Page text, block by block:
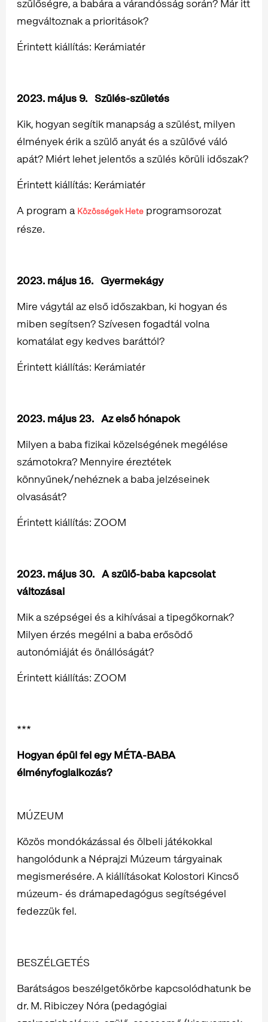
szülőségre, a babára a várandósság során? Már itt
megváltoznak a prioritások?
Érintett kiállítás: Kerámiatér
2023. május 9. Szülés-születés
Kik, hogyan segítik manapság a szülést, milyen
élmények érik a szülő anyát és a szülővé váló
apát? Miért lehet jelentős a szülés körüli időszak?
Érintett kiállítás: Kerámiatér
A program a Közösségek Hete programsorozat
része.
2023. május 16. Gyermekágy
Mire vágytál az első időszakban, ki hogyan és
miben segítsen? Szívesen fogadtál volna
komatálat egy kedves baráttól?
Érintett kiállítás: Kerámiatér
2023. május 23. Az első hónapok
Milyen a baba fizikai közelségének megélése
számotokra? Mennyire éreztétek
könnyűnek/nehéznek a baba jelzéseinek
olvasását?
Érintett kiállítás: ZOOM
2023. május 30. A szülő-baba kapcsolat
változásai
Mik a szépségei és a kihívásai a tipegőkornak?
Milyen érzés megélni a baba erősödő
autonómiáját és önállóságát?
Érintett kiállítás: ZOOM
***
Hogyan épül fel egy MÉTA-BABA
élményfoglalkozás?
MÚZEUM
Közös mondókázással és ölbeli játékokkal
hangolódunk a Néprajzi Múzeum tárgyainak
megismerésére. A kiállításokat Kolostori Kincső
múzeum- és drámapedagógus segítségével
fedezzük fel.
BESZÉLGETÉS
Barátságos beszélgetőkörbe kapcsolódhatunk be
dr. M. Ribiczey Nóra (pedagógiai